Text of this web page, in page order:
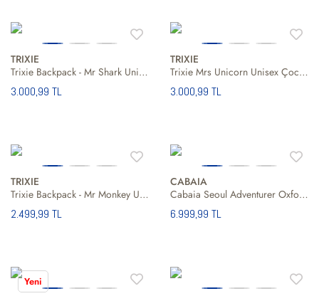
TRIXIE
Trixie Backpack - Mr Shark Unisex Çocuk Gri Sırt Çantası
3.000,99 TL
TRIXIE
Trixie Mrs Unicorn Unisex Çocuk Bej Sırt Çantası
3.000,99 TL
TRIXIE
Trixie Backpack - Mr Monkey Unisex Çocuk Kahverengi Sırt Çantası
2.499,99 TL
CABAIA
Cabaia Seoul Adventurer Oxford Medium Unisex Sırt Çantası
6.999,99 TL
Yeni